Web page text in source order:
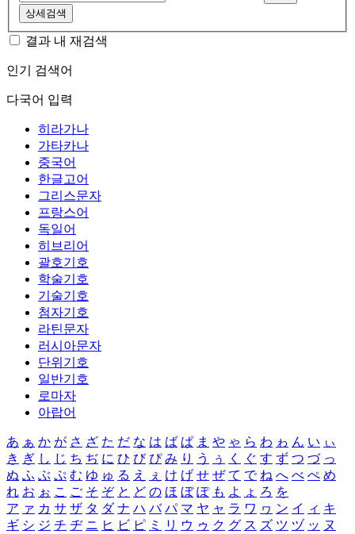
상세검색
결과 내 재검색
인기 검색어
다국어 입력
히라가나
가타카나
중국어
한글고어
그리스문자
프랑스어
독일어
히브리어
괄호기호
학술기호
기술기호
첨자기호
라틴문자
러시아문자
단위기호
일반기호
로마자
아랍어
あ ぁ か が さ ざ た だ な は ば ぱ ま や ゃ ら わ ゎ ん い ぃ
き ぎ し じ ち ぢ に ひ び ぴ み り う ぅ く ぐ す ず つ づ っ
ぬ ふ ぶ ぷ む ゆ ゅ る え ぇ け げ せ ぜ て で ね へ べ ぺ め
れ お ぉ こ ご そ ぞ と ど の ほ ぼ ぽ も よ ょ ろ を
ア ァ カ サ ザ タ ダ ナ ハ バ パ マ ヤ ャ ラ ワ ヮ ン イ ィ キ
ギ シ ジ チ ヂ ニ ヒ ビ ピ ミ リ ウ ゥ ク グ ス ズ ツ ヅ ッ ヌ